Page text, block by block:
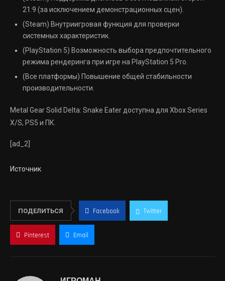
21:9 (за исключением демонстрационных сцен).
(Steam) Внутриигровая функция для проверки
системных характеристик.
(PlayStation 5) Возможность выбора предпочтительного
режима рендеринга при игре на PlayStation 5 Pro.
(Все платформы) Повышение общей стабильности
производительности.
Metal Gear Solid Delta: Snake Eater доступна для Xbox Series
X/S, PS5 и ПК.
[ad_2]
Источник
ПОДЕЛИТЬСЯ Facebook Twitter
Pinterest Email